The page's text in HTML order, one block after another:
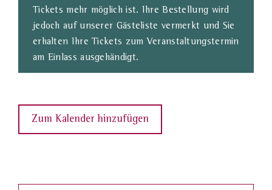
Tickets mehr möglich ist. Ihre Bestellung wird
jedoch auf unserer Gästeliste vermerkt und Sie
erhalten Ihre Tickets zum Veranstaltungstermin
am Einlass ausgehändigt.
Zum Kalender hinzufügen